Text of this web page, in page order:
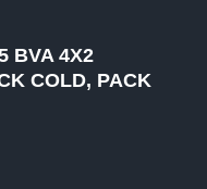
BVA 4X2
COLD, PACK